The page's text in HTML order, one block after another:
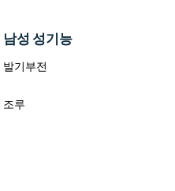
남성 성기능
발기부전
조루